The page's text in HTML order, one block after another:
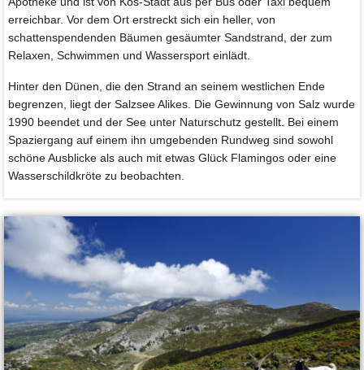
erreichbar. Vor dem Ort erstreckt sich ein heller, von
schattenspendenden Bäumen gesäumter Sandstrand, der zum
Relaxen, Schwimmen und Wassersport einlädt.
Hinter den Dünen, die den Strand an seinem westlichen Ende
begrenzen, liegt der Salzsee Alikes. Die Gewinnung von Salz wurde
1990 beendet und der See unter Naturschutz gestellt. Bei einem
Spaziergang auf einem ihn umgebenden Rundweg sind sowohl
schöne Ausblicke als auch mit etwas Glück Flamingos oder eine
Wasserschildkröte zu beobachten.